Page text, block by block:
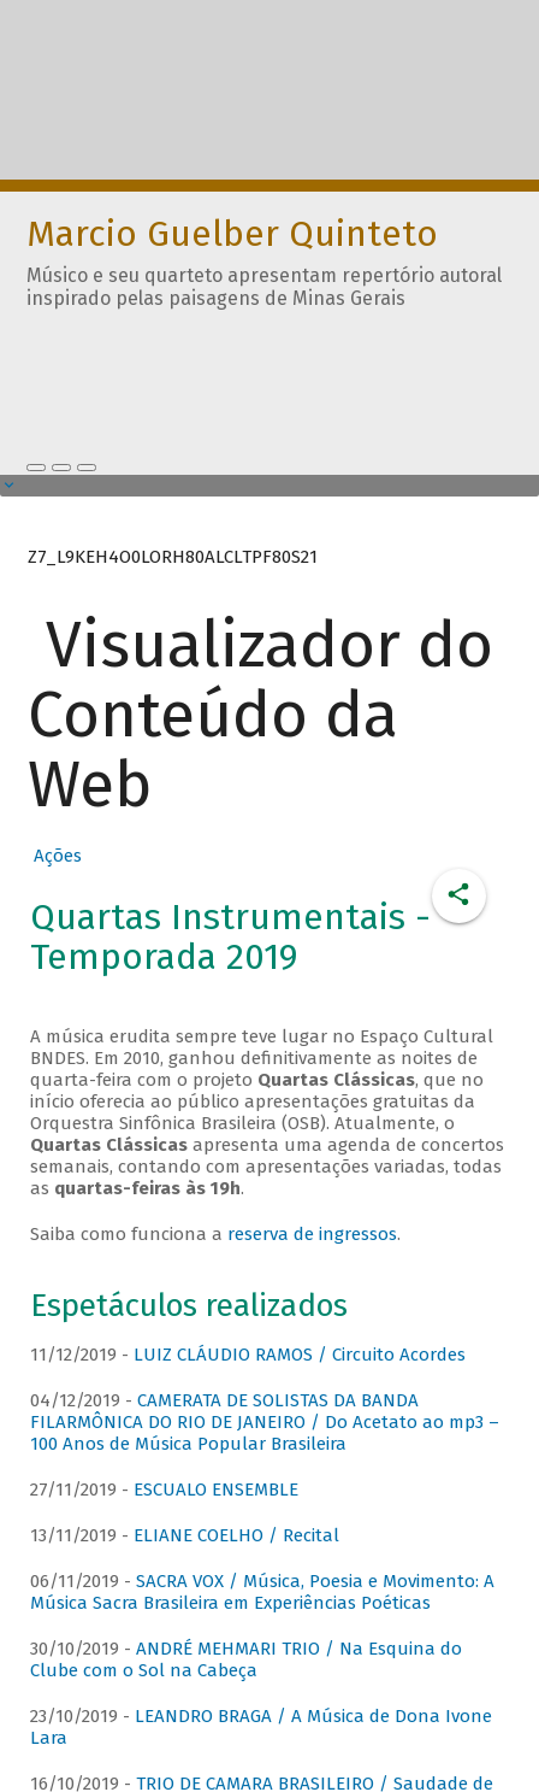
Marcio Guelber Quinteto
Músico e seu quarteto apresentam repertório autoral
inspirado pelas paisagens de Minas Gerais
Z7_L9KEH4O0LORH80ALCLTPF80S21
Visualizador do
Conteúdo da
Web
Ações
Quartas Instrumentais -
Temporada 2019
A música erudita sempre teve lugar no Espaço Cultural
BNDES. Em 2010, ganhou definitivamente as noites de
quarta-feira com o projeto Quartas Clássicas, que no
início oferecia ao público apresentações gratuitas da
Orquestra Sinfônica Brasileira (OSB). Atualmente, o
Quartas Clássicasapresenta uma agenda de concertos
semanais, contando com apresentações variadas, todas
as quartas-feiras às 19h.
Saiba como funciona a reserva de ingressos.
Espetáculos realizados
11/12/2019 - LUIZ CLÁUDIO RAMOS / Circuito Acordes
04/12/2019 - CAMERATA DE SOLISTAS DA BANDA
FILARMÔNICA DO RIO DE JANEIRO / Do Acetato ao mp3 –
100 Anos de Música Popular Brasileira
27/11/2019 - ESCUALO ENSEMBLE
13/11/2019 - ELIANE COELHO / Recital
06/11/2019 - SACRA VOX / Música, Poesia e Movimento: A
Música Sacra Brasileira em Experiências Poéticas
30/10/2019 - ANDRÉ MEHMARI TRIO / Na Esquina do
Clube com o Sol na Cabeça
23/10/2019 - LEANDRO BRAGA / A Música de Dona Ivone
Lara
16/10/2019 - TRIO DE CAMARA BRASILEIRO / Saudade de